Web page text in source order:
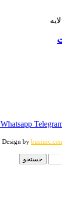
Whatsapp
Design by
جستجو